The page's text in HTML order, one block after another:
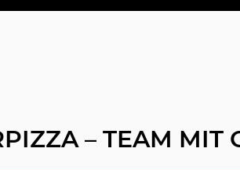
– TEAM MIT